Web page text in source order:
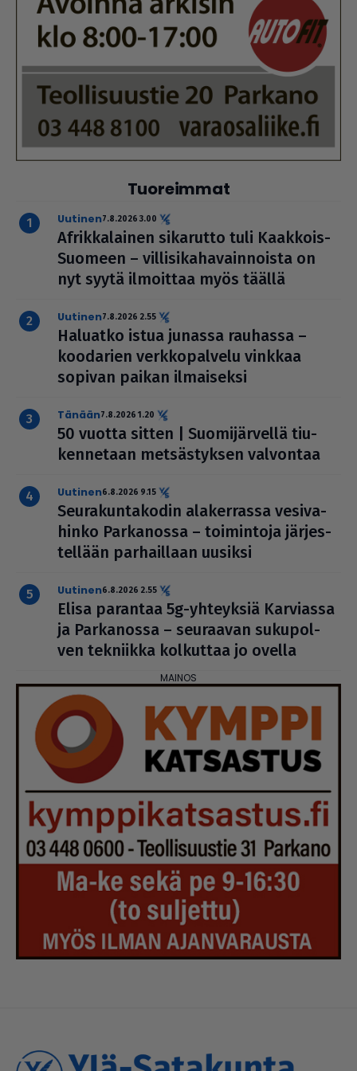
Tuoreimmat
uutinen7.8.2026 3.00
Afrik­ka­lai­nen sikarutto tuli Kaakkois-
Suomeen – vil­li­si­ka­ha­vain­noista on
nyt syytä ilmoittaa myös täällä
uutinen7.8.2026 2.55
Haluatko istua junassa rauhassa –
koodarien verk­ko­pal­velu vinkkaa
sopivan paikan ilmai­seksi
Tänään7.8.2026 1.20
50 vuotta sitten | Suo­mi­jär­vellä tiu­
ken­ne­taan met­säs­tyk­sen valvontaa
uutinen6.8.2026 9.15
Seu­ra­kun­ta­ko­din ala­ker­rassa vesi­va­
hinko Par­ka­nossa – toi­min­toja jär­jes­
tel­lään par­hail­laan uusiksi
uutinen6.8.2026 2.55
Elisa parantaa 5g-yhteyksiä Karviassa
ja Par­ka­nossa – seuraavan suku­pol­
ven tekniikka kolkuttaa jo ovella